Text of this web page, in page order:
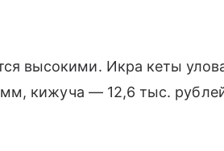
высокими. Икра кеты
кижуча — 12,6 тыс.